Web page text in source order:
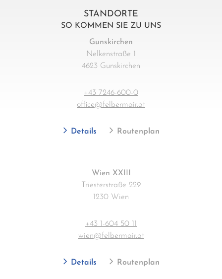
STANDORTE
SO KOMMEN SIE ZU UNS
Gunskirchen
Nelkenstraße 1
4623 Gunskirchen
+43 7246-600-0
office@felbermair.at
Details Routenplan
Wien XXIII
Triesterstraße 229
1230 Wien
+43 1-604 50 11
wien@felbermair.at
Details Routenplan